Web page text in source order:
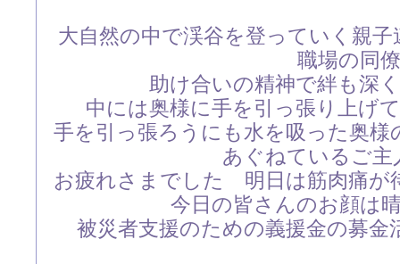
大自然の中で渓谷を登っていく
職場の同僚
助け合いの精神で絆も深
中には奥様に手を引っ張り上げ
手を引っ張ろうにも水を吸った奥
あぐねているご主
お疲れさまでした 明日は筋肉痛が
今日の皆さんのお顔は
被災者支援のための義援金の募